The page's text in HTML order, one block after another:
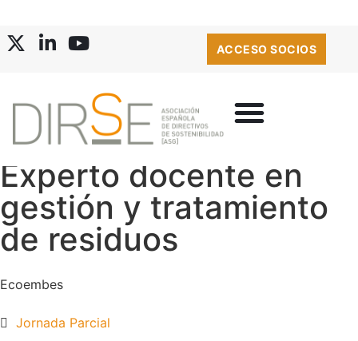
ACCESO SOCIOS
Experto docente en
gestión y tratamiento
de residuos
Ecoembes
Jornada Parcial